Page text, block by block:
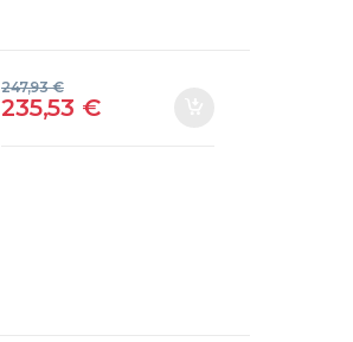
235,53 €
247,93€